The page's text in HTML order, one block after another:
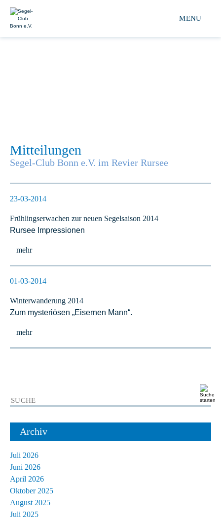
Segel-club Bonn
MENU
Mitteilungen
Segel-Club Bonn e.V. im Revier Rursee
23-03-2014
Frühlingserwachen zur neuen Segelsaison 2014
Rursee Impressionen
mehr
01-03-2014
Winterwanderung 2014
Zum mysteriösen „Eisernen Mann“.
mehr
Archiv
Juli 2026
Juni 2026
April 2026
Oktober 2025
August 2025
Juli 2025